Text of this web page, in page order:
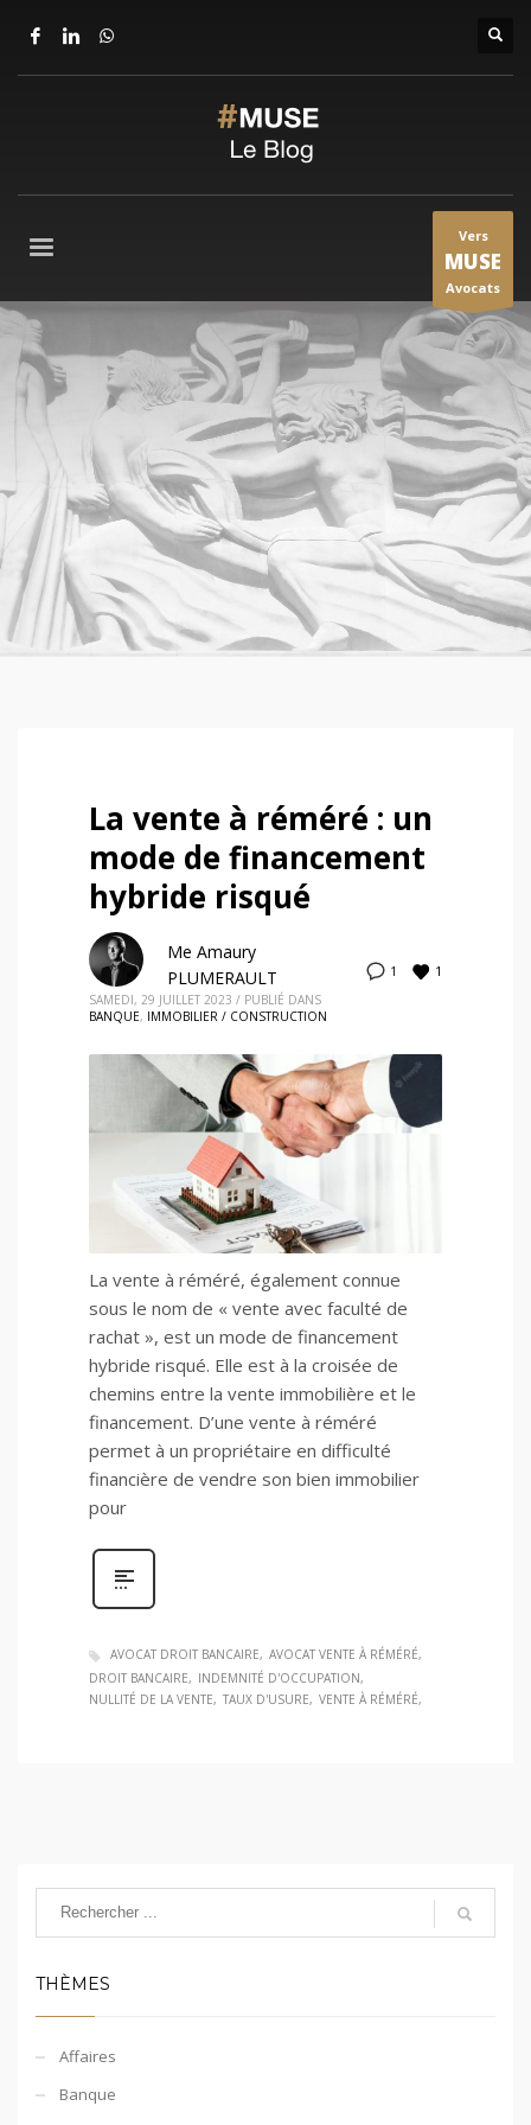
Vers
MUSE
Avocats
La vente à réméré : un
mode de financement
hybride risqué
1 1
Me Amaury
PLUMERAULT
SAMEDI, 29 JUILLET 2023 / PUBLIÉ DANS
BANQUE, IMMOBILIER / CONSTRUCTION
La vente à réméré, également connue
sous le nom de « vente avec faculté de
rachat », est un mode de financement
hybride risqué. Elle est à la croisée de
chemins entre la vente immobilière et le
financement. D’une vente à réméré
permet à un propriétaire en difficulté
financière de vendre son bien immobilier
pour
AVOCAT DROIT BANCAIRE
AVOCAT VENTE À RÉMÉRÉ
DROIT BANCAIRE
INDEMNITÉ D'OCCUPATION
NULLITÉ DE LA VENTE
TAUX D'USURE VENTE À RÉMÉRÉ
THÈMES
Affaires
Banque